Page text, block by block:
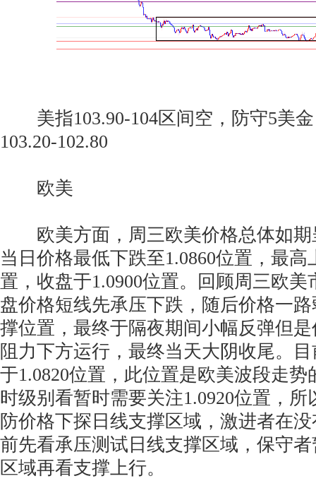
美指103.90-104区间空，防守5美金
103.20-102.80
欧美
欧美方面，周三欧美价格总体如期
当日价格最低下跌至1.0860位置，最高
置，收盘于1.0900位置。回顾周三欧
盘价格短线先承压下跌，随后价格一
撑位置，最终于隔夜期间小幅反弹但
阻力下方运行，最终当天大阴收尾。
于1.0820位置，此位置是欧美波段走
时级别看暂时需要关注1.0920位置，
防价格下探日线支撑区域，激进者在
前先看承压测试日线支撑区域，保守
区域再看支撑上行。